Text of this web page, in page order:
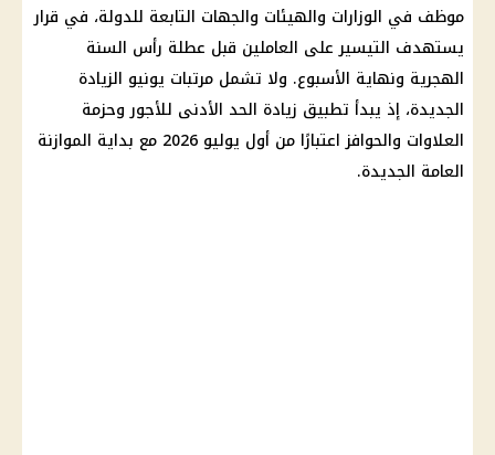
موظف في الوزارات والهيئات والجهات التابعة للدولة، في قرار
يستهدف التيسير على العاملين قبل عطلة رأس السنة
الهجرية ونهاية الأسبوع. ولا تشمل مرتبات يونيو الزيادة
الجديدة، إذ يبدأ تطبيق زيادة الحد الأدنى للأجوروحزمة
العلاوات والحوافز اعتبارًا من أول يوليو 2026 مع بداية
الموازنة
العامة الجديدة.